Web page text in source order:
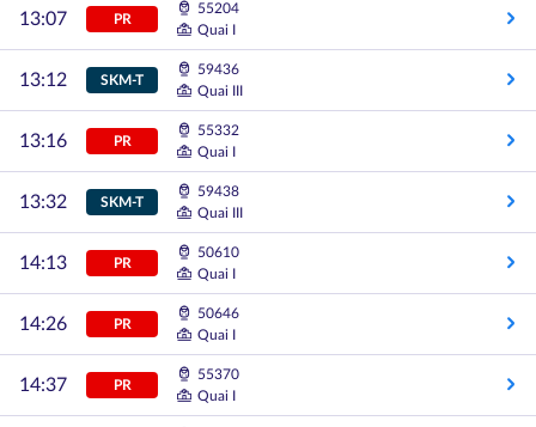
13:07 PR
55204
Quai I
13:12 SKM-T
59436
Quai III
13:16 PR
55332
Quai I
13:32 SKM-T
59438
Quai III
14:13 PR
50610
Quai I
14:26 PR
50646
Quai I
14:37 PR
55370
Quai I